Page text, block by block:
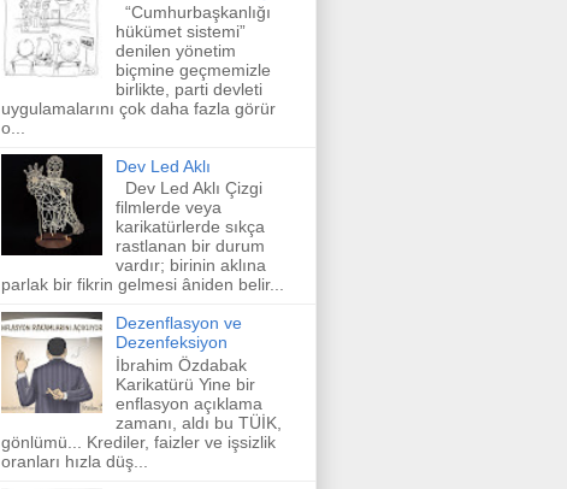
“Cumhurbaşkanlığı
hükümet sistemi”
denilen yönetim
biçmine geçmemizle
birlikte, parti devleti
uygulamalarını çok daha fazla görür
o...
Dev Led Aklı
Dev Led Aklı Çizgi
filmlerde veya
karikatürlerde sıkça
rastlanan bir durum
vardır; birinin aklına
parlak bir fikrin gelmesi âniden belir...
Dezenflasyon ve
Dezenfeksiyon
İbrahim Özdabak
Karikatürü Yine bir
enflasyon açıklama
zamanı, aldı bu TÜİK,
gönlümü... Krediler, faizler ve işsizlik
oranları hızla düş...